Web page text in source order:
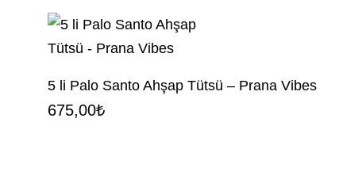
5 li Palo Santo Ahşap Tütsü – Prana Vibes
675,00₺